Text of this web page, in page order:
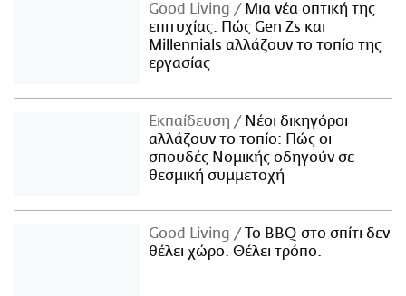
Good Living
Μια νέα οπτική της
επιτυχίας: Πώς Gen Zs και
Millennials αλλάζουν το τοπίο της
εργασίας
Εκπαίδευση
Νέοι δικηγόροι
αλλάζουν το τοπίο: Πώς οι
σπουδές Νομικής οδηγούν σε
θεσμική συμμετοχή
Good Living
Το BBQ στο σπίτι δεν
θέλει χώρο. Θέλει τρόπο.